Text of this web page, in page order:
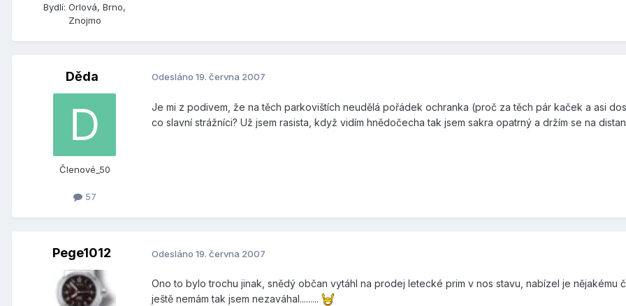
Bydlí: Orlová, Brno,
Znojmo
Děda
Členové_50
57
Odesláno 19. června 2007
Je mi z podivem, že na těch parkovištích neudělá pořádek ochranka (proč za těch pár kaček a asi
co slavní strážníci? Už jsem rasista, když vidím hnědočecha tak jsem sakra opatrný a držím se na
Pege1012 Odesláno 19. června 2007
Ono to bylo trochu jinak, snědý občan vytáhl na prodej letecké prim v nos stavu, nabízel je
ještě nemám tak jsem nezaváhal.........